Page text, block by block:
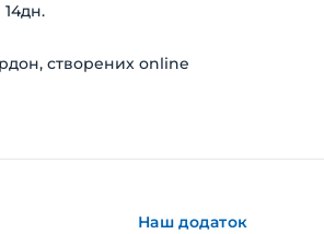
створених online
Наш додаток